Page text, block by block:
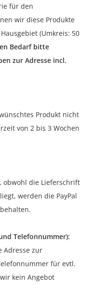
für den
wir diese Produkte
(Umkreis: 50
Bedarf bitte
zur Adresse incl.
Produkt nicht
von 2 bis 3 Wochen
obwohl die Lieferschrift
werden die PayPal
Telefonnummer):
Adresse zur
für evtl.
kein Angebot